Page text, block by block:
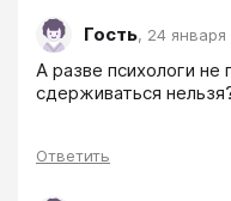
Гость, 24 января
А разве психологи не
сдерживаться
Ответить